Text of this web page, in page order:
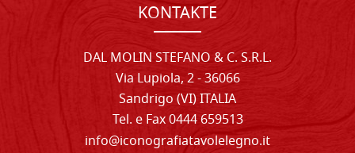
KONTAKTE
DAL MOLIN STEFANO & C. S.R.L.
Via Lupiola, 2 - 36066
Sandrigo (VI) ITALIA
Tel. e Fax 0444 659513
info@iconografiatavolelegno.it